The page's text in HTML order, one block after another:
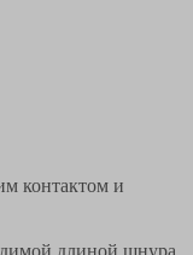
контактом и
длиной шнура